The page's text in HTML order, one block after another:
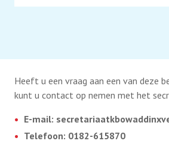
Heeft u een vraag aan een van deze
kunt u contact op nemen met het
E-mail:
Telefoon: 0182-615870